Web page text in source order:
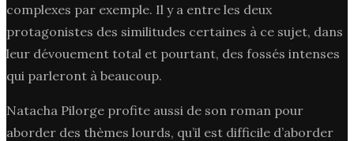
complexes par exemple. Il y a entre les deux
protagonistes des similitudes certaines à ce sujet, dans
leur dévouement total et pourtant, des fossés intenses
qui parleront à beaucoup.
Natacha Pilorge profite aussi de son roman pour
aborder des thèmes lourds, qu’il est difficile d’aborder